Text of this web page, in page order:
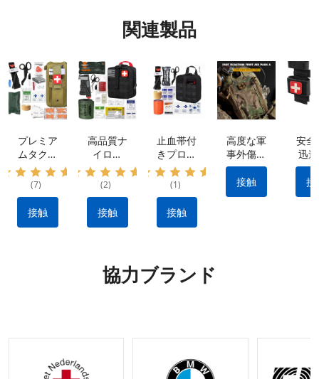
関連製品
プレミア
ムタクテ
ィカルキ
ット: 防
水ナイロ
ン素材、
ポータブ
エストの
(7)
接触
高品質ナ
イロン
IFAK タ
クティカ
ル キッ
ト: 出血
を止める
ーカー製
のタクテ
ィカル
(2)
接触
止血帯付
きプロ仕
様外傷応
急処置キ
ット：出
血を抑え
る耐久性
タクティ
カルギア
(1)
接触
高度な軍
事外傷キ
ット: 防
水素材 |
クイック
接触
安全
迅
率的
血
ため
接
協力ブランド